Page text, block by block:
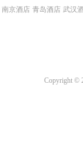
南京酒店 青岛酒店 武汉
Copyright ©